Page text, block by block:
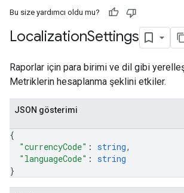
Bu size yardımcı oldu mu?
LocalizationSettings
Raporlar için para birimi ve dil gibi
Metriklerin hesaplanma şeklini etkiler.
JSON gösterimi
{
"currencyCode" : string,
"languageCode" : string
}